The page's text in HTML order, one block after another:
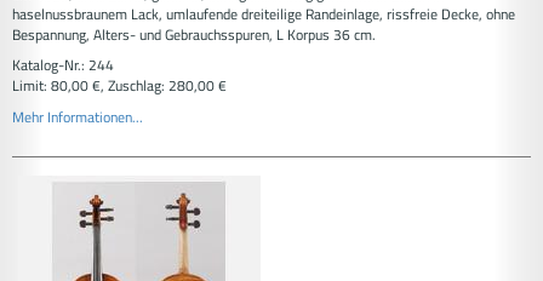
haselnussbraunem Lack, umlaufende dreiteilige Randeinlage, rissfreie Decke, ohne
Bespannung, Alters- und Gebrauchsspuren, L Korpus 36 cm.
Katalog-Nr.: 244
Limit: 80,00 €, Zuschlag: 280,00 €
Mehr Informationen...